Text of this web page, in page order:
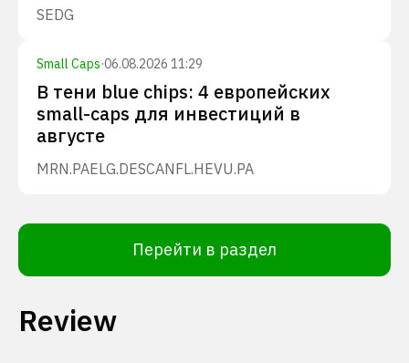
SEDG
Small Caps·06.08.2026 11:29
В тени blue chips: 4 европейских
small-caps для инвестиций в
августе
MRN.PAELG.DESCANFL.HEVU.PA
Перейти в раздел
Review